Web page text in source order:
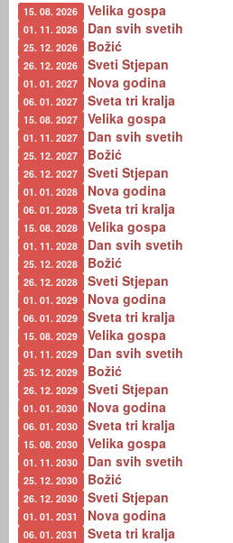
15. 08. 2026 Velika gospa
01. 11. 2026 Dan svih svetih
25. 12. 2026 Božić
26. 12. 2026 Sveti Stjepan
01. 01. 2027 Nova godina
06. 01. 2027 Sveta tri kralja
15. 08. 2027 Velika gospa
01. 11. 2027 Dan svih svetih
25. 12. 2027 Božić
26. 12. 2027 Sveti Stjepan
01. 01. 2028 Nova godina
06. 01. 2028 Sveta tri kralja
15. 08. 2028 Velika gospa
01. 11. 2028 Dan svih svetih
25. 12. 2028 Božić
26. 12. 2028 Sveti Stjepan
01. 01. 2029 Nova godina
06. 01. 2029 Sveta tri kralja
15. 08. 2029 Velika gospa
01. 11. 2029 Dan svih svetih
25. 12. 2029 Božić
26. 12. 2029 Sveti Stjepan
01. 01. 2030 Nova godina
06. 01. 2030 Sveta tri kralja
15. 08. 2030 Velika gospa
01. 11. 2030 Dan svih svetih
25. 12. 2030 Božić
26. 12. 2030 Sveti Stjepan
01. 01. 2031 Nova godina
06. 01. 2031 Sveta tri kralja